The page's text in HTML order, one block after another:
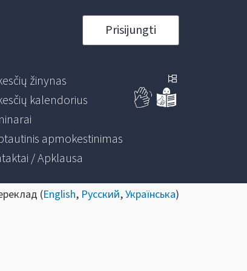
Prisijungti
žinynas
kalendorius
apmokestinimas
/ Apklausa
(English, Русский,Українська)